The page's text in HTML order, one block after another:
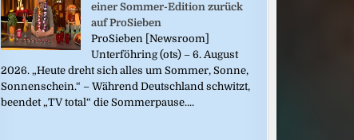
einer Sommer-Edition zurück
auf ProSieben
ProSieben [Newsroom]
Unterföhring (ots) – 6. August
2026. „Heute dreht sich alles um Sommer, Sonne,
Sonnenschein.“ – Während Deutschland schwitzt,
beendet „TV total“ die Sommerpause....